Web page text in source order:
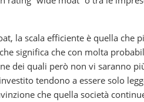
la scala efficiente è quella che
significa che con molta
dei quali però non vi saranno
tendono a essere solo
che quella società